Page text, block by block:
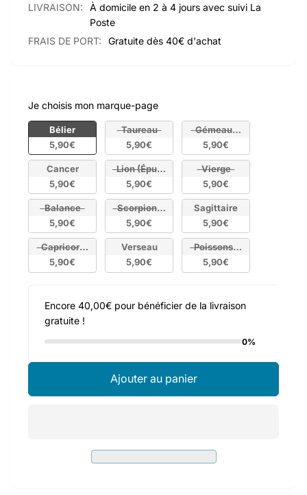
LIVRAISON:
À domicile en 2 à 4 jours avec suivi La
Poste
FRAIS DE PORT:
Gratuite dès 40€ d'achat
Je choisis mon marque-pageJe choisis mon marque-page
Bélier
5,90€
Taureau
5,90€
Gémeaux (Épuisé)
5,90€
Cancer
5,90€
Lion (Épuisé)
5,90€
Vierge
5,90€
Balance
5,90€
Scorpion (Épuisé)
5,90€
Sagittaire
5,90€
Capricorne
5,90€
Verseau
5,90€
Poissons (Épuisé)
5,90€
Encore 40,00€ pour bénéficier de la livraison
gratuite !
0%
Ajouter au panier